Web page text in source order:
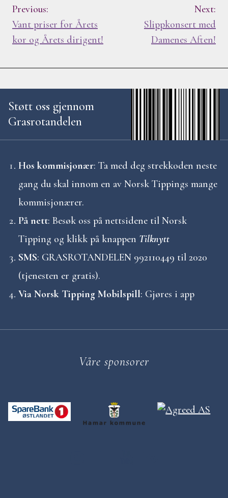
I
n
n
l
e
g
g
n
a
v
g
a
o
n
Previous:
Vant priser for Årets
kor og Årets dirigent!
Next:
Slippkonsert med
Damenes Aften!
Støtt oss gjennom
Grasrotandelen
Hos kommisjonær: Ta med deg strekkoden neste
gang du skal innom en av Norsk Tippings mange
kommisjonærer.
På nett: Besøk oss på nettsidene til Norsk
Tipping og klikk på knappen Tilknytt
SMS: GRASROTANDELEN 992110449 til 2020
(tjenesten er gratis).
Via Norsk Tipping Mobilspill: Gjøres i app
Våre sponsorer